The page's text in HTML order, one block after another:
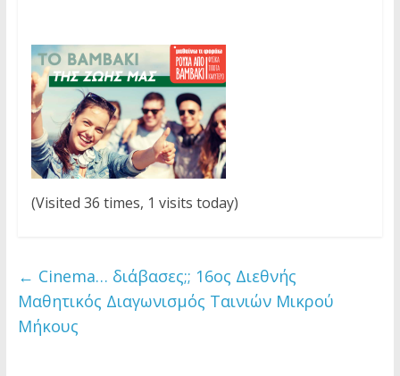
(Visited 36 times, 1 visits today)
← Cinema… διάβασες;; 16ος Διεθνής
Μαθητικός Διαγωνισμός Ταινιών Μικρού
Μήκους